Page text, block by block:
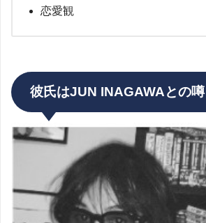
恋愛観
彼氏はJUN INAGAWAとの噂